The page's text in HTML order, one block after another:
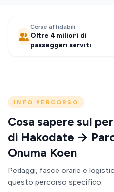
Corse affidabili
Oltre 4 milioni di
passeggeri serviti
INFO PERCORSO
Cosa sapere sul
di Hakodate →
Onuma Koen
Pedaggi, fasce orarie e
questo percorso specifico.